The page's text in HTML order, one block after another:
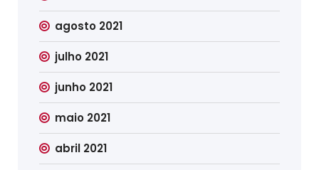
agosto 2021
julho 2021
junho 2021
maio 2021
abril 2021